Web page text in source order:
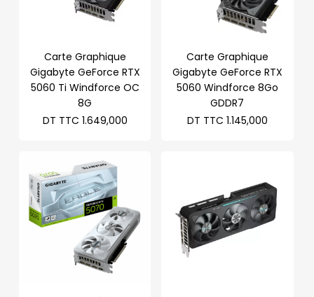
Carte Graphique
Gigabyte GeForce RTX
5060 Ti Windforce OC
8G
DT TTC 1.649,000
Carte Graphique
Gigabyte GeForce RTX
5060 Windforce 8Go
GDDR7
DT TTC 1.145,000